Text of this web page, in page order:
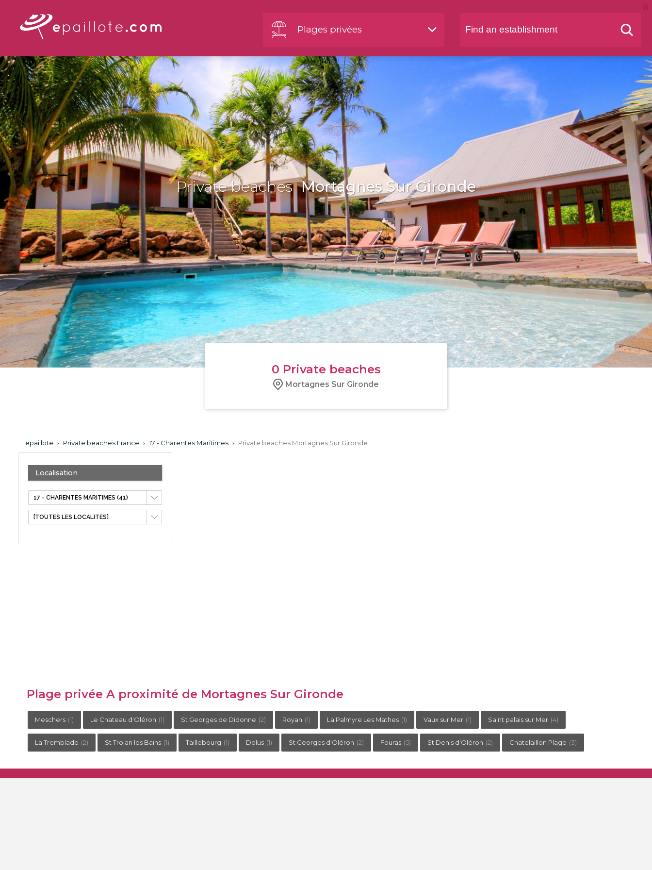
Plages privées
Private beaches Mortagnes Sur Gironde
0 Private beaches
Mortagnes Sur Gironde
epaillote › Private beaches France › 17 - Charentes Maritimes › Private beaches Mortagnes Sur Gironde
Localisation
Plage privée A proximité de Mortagnes Sur Gironde
Meschers (1) Le Chateau d'Oléron (1) St Georges de Didonne (2) Royan (1) La Palmyre Les Mathes (1) Vaux sur Mer (1) Saint palais sur Mer (4)
La Tremblade (2) St Trojan les Bains (1) Taillebourg (1) Dolus (1) St Georges d'Oléron (2) Fouras (5) St Denis d'Oléron (2) Chatelaillon Plage (3)